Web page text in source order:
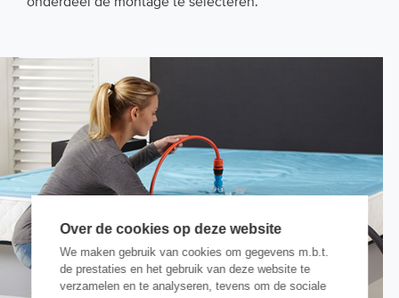
Over de cookies op deze website
We maken gebruik van cookies om gegevens m.b.t.
de prestaties en het gebruik van deze website te
verzamelen en te analyseren, tevens om de sociale